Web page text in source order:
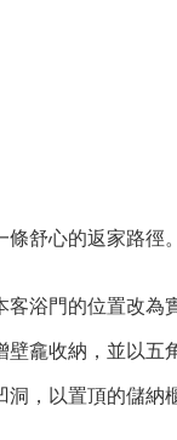
舒心的返家路
浴門的位置改為
龕收納，並以五
，以置頂的儲納